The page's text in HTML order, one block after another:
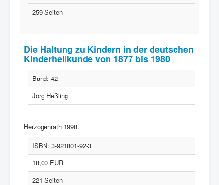
259 Seiten
Die Haltung zu Kindern in der deutschen
Kinderheilkunde von 1877 bis 1980
Band: 42
Jörg Heßling
Herzogenrath 1998.
ISBN: 3-921801-92-3
18,00 EUR
221 Seiten